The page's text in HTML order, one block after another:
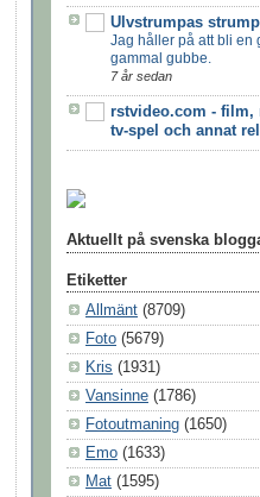
Ulvstrumpas
Jag håller på att bli en
gammal gubbe.
7 år sedan
rstvideo.com - film,
tv-spel och annat
Aktuellt på svenska
Etiketter
Allmänt (8709)
Foto (5679)
Kris (1931)
Vansinne (1786)
Fotoutmaning (1650)
Emo (1633)
Mat (1595)